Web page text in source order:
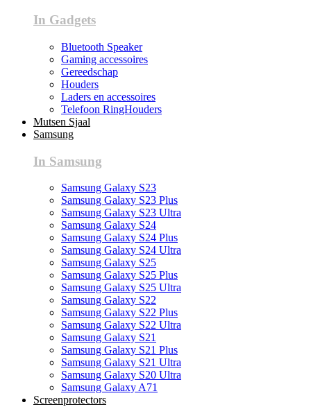
In Gadgets
Bluetooth Speaker
Gaming accessoires
Gereedschap
Houders
Laders en accessoires
Telefoon RingHouders
Mutsen Sjaal
Samsung
In Samsung
Samsung Galaxy S23
Samsung Galaxy S23 Plus
Samsung Galaxy S23 Ultra
Samsung Galaxy S24
Samsung Galaxy S24 Plus
Samsung Galaxy S24 Ultra
Samsung Galaxy S25
Samsung Galaxy S25 Plus
Samsung Galaxy S25 Ultra
Samsung Galaxy S22
Samsung Galaxy S22 Plus
Samsung Galaxy S22 Ultra
Samsung Galaxy S21
Samsung Galaxy S21 Plus
Samsung Galaxy S21 Ultra
Samsung Galaxy S20 Ultra
Samsung Galaxy A71
Screenprotectors